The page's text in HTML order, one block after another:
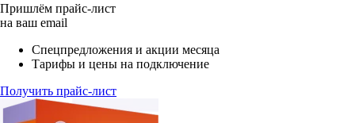
Пришлём прайс-лист
на ваш email
Спецпредложения и акции месяца
Тарифы и цены на подключение
Получить прайс-лист